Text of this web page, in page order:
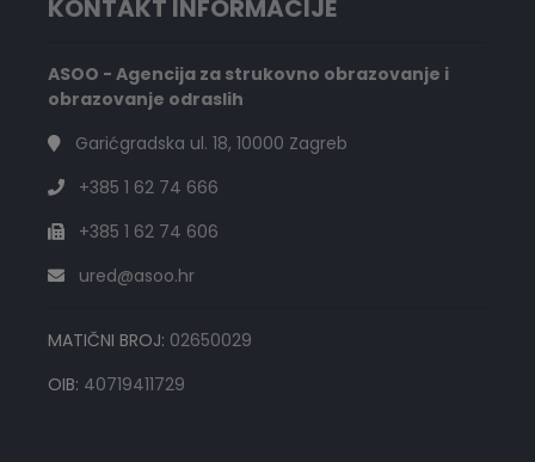
KONTAKT INFORMACIJE
ASOO - Agencija za strukovno obrazovanje i
obrazovanje odraslih
Garićgradska ul. 18, 10000 Zagreb
+385 1 62 74 666
+385 1 62 74 606
ured@asoo.hr
MATIČNI BROJ: 02650029
OIB: 40719411729